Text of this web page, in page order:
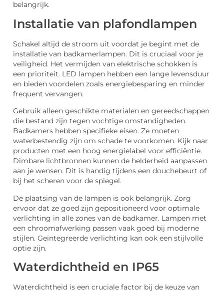
belangrijk.
Installatie van plafondlampen
Schakel altijd de stroom uit voordat je begint met de
installatie van badkamerlampen. Dit is cruciaal voor je
veiligheid. Het vermijden van elektrische schokken is
een prioriteit. LED lampen hebben een lange levensduur
en bieden voordelen zoals energiebesparing en minder
frequent vervangen.
Gebruik alleen geschikte materialen en gereedschappen
die bestand zijn tegen vochtige omstandigheden.
Badkamers hebben specifieke eisen. Ze moeten
waterbestendig zijn om schade te voorkomen. Kijk naar
producten met een hoog energielabel voor efficiëntie.
Dimbare lichtbronnen kunnen de helderheid aanpassen
aan je wensen. Dit is handig tijdens een douchebeurt of
bij het scheren voor de spiegel.
De plaatsing van de lampen is ook belangrijk. Zorg
ervoor dat ze goed zijn gepositioneerd voor optimale
verlichting in alle zones van de badkamer. Lampen met
een chroomafwerking passen vaak goed bij moderne
stijlen. Geïntegreerde verlichting kan ook een stijlvolle
optie zijn.
Waterdichtheid en IP65
Waterdichtheid is een cruciale factor bij de keuze van